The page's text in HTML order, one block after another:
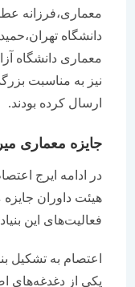
معماری،‌فرزانه
دانشگاه تهران،‌حمید
معماری دانشگاه
نیز به مناسبت
ارسال کرده بودند.
جایزه معماری
در ادامه ایرج اعتصام
هیئت داوران جایزه
فعالیت‌های این بنیاد
اعتصام به تشکیل بنیاد
یکی از دغدغه‌های اصلی